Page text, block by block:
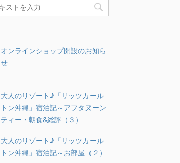
オンラインショップ開設のお知ら
せ
大人のリゾート♪「リッツカール
トン沖縄」宿泊記～アフタヌーン
ティー・朝食&総評（３）
大人のリゾート♪「リッツカール
トン沖縄」宿泊記～お部屋（２）